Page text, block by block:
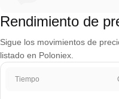
Rendimiento de
Sigue los movimientos de
listado en Poloniex.
Tiempo